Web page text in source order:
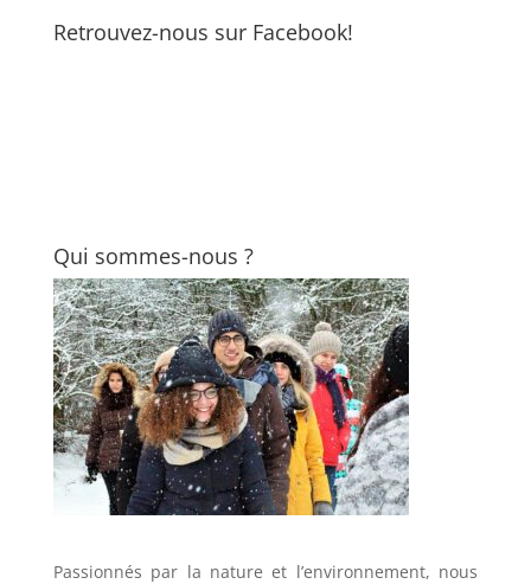
Retrouvez-nous sur Facebook!
Qui sommes-nous ?
Passionnés par la nature et l’environnement, nous